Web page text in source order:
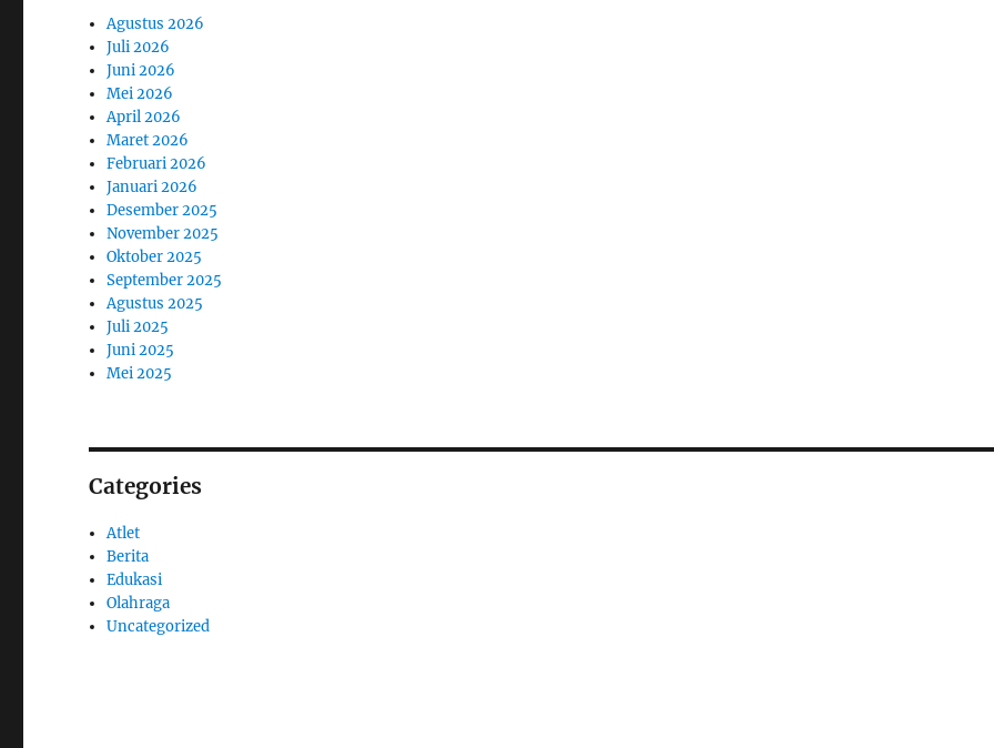
Agustus 2026
Juli 2026
Juni 2026
Mei 2026
April 2026
Maret 2026
Februari 2026
Januari 2026
Desember 2025
November 2025
Oktober 2025
September 2025
Agustus 2025
Juli 2025
Juni 2025
Mei 2025
Categories
Atlet
Berita
Edukasi
Olahraga
Uncategorized